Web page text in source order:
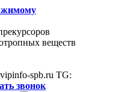
веществ
spb.ru TG:
звонок